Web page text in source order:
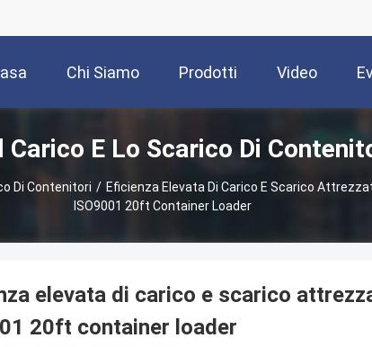
Chi Siamo Prodotti Video
Carico E Lo Scarico Di
Di Contenitori / Eficienza Elevata Di Carico E Scarico
ISO9001 20ft Container Loader
elevata di carico e scarico
20ft container loader